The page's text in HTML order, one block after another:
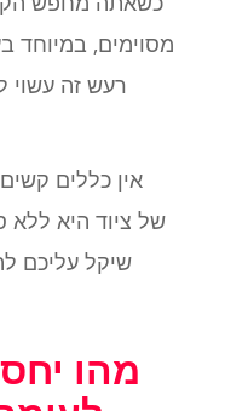
מסוימים, במיוחד
רעש זה עשוי
אין כללים
שיקל עליכם
מהו